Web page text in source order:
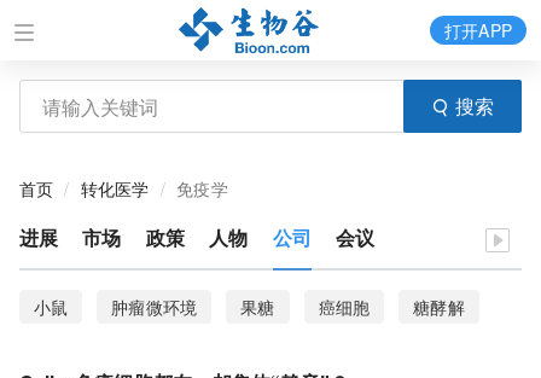
搜索
打开APP
首页 转化医学 免疫学
进展 市场 政策 人物 公司 会议
小鼠 肿瘤微环境 果糖 癌细胞
糖酵解